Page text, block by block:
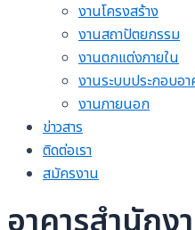
งานโครงสร้าง
งานสถาปัตยกรรม
งานตกแต่งภายใน
งานระบบประกอบอา
งานภายนอก
ข่าวสาร
ติดต่อเรา
สมัครงาน